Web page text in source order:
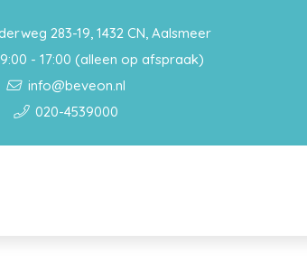
283-19, 1432 CN, Aalsmeer
- 17:00 (alleen op afspraak)
info@beveon.nl
020-4539000